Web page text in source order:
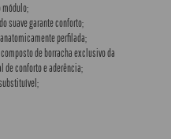
módulo;
suave garante conforto;
perfilada;
de borracha exclusivo da
de conforto e aderência;